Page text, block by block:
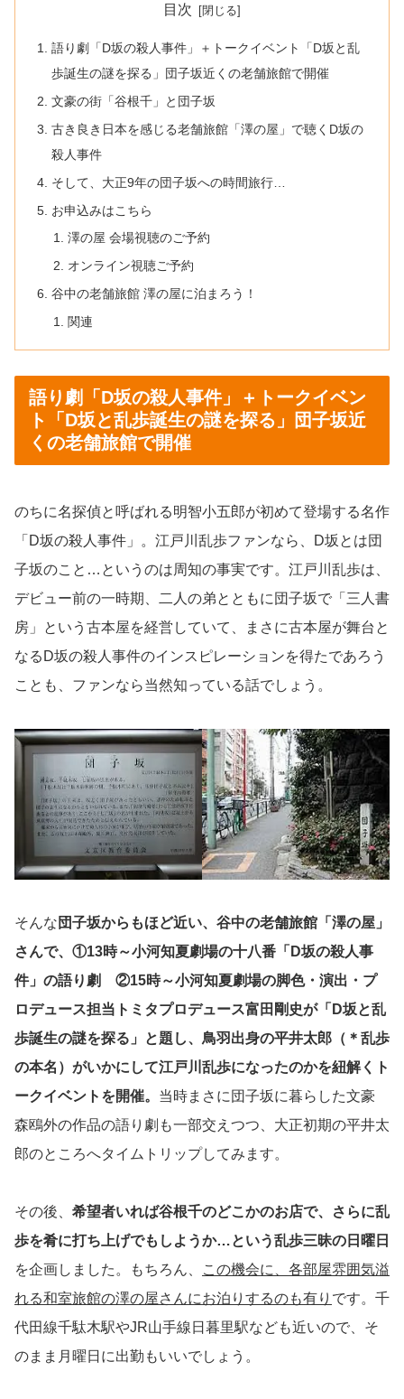
目次
語り劇「D坂の殺人事件」＋トークイベント「D坂と乱
歩誕生の謎を探る」団子坂近くの老舗旅館で開催
文豪の街「谷根千」と団子坂
古き良き日本を感じる老舗旅館「澤の屋」で聴くD坂の
殺人事件
そして、大正9年の団子坂への時間旅行…
お申込みはこちら
澤の屋 会場視聴のご予約
オンライン視聴ご予約
谷中の老舗旅館 澤の屋に泊まろう！
関連
語り劇「D坂の殺人事件」＋トークイベン
ト「D坂と乱歩誕生の謎を探る」団子坂近
くの老舗旅館で開催
のちに名探偵と呼ばれる明智小五郎が初めて登場する名作
「D坂の殺人事件」。江戸川乱歩ファンなら、D坂とは団
子坂のこと…というのは周知の事実です。江戸川乱歩は、
デビュー前の一時期、二人の弟とともに団子坂で「三人書
房」という古本屋を経営していて、まさに古本屋が舞台と
なるD坂の殺人事件のインスピレーションを得たであろう
ことも、ファンなら当然知っている話でしょう。
そんな 団子坂からもほど近い、谷中の老舗旅館「澤の屋」
さんで、①13時～小河知夏劇場の十八番「D坂の殺人事
件」の語り劇 ②15時～小河知夏劇場の脚色・演出・プ
ロデュース担当トミタプロデュース富田剛史が「D坂と乱
歩誕生の謎を探る」と題し、鳥羽出身の平井太郎（＊乱歩
の本名）がいかにして江戸川乱歩になったのかを紐解くト
ークイベントを開催。 当時まさに団子坂に暮らした文豪
森鴎外の作品の語り劇も一部交えつつ、大正初期の平井太
郎のところへタイムトリップしてみます。
その後、 希望者いれば谷根千のどこかのお店で、さらに乱
歩を肴に打ち上げでもしようか…という乱歩三昧の日曜日
を企画しました。もちろん、
この機会に、各部屋雰囲気溢
れる和室旅館の澤の屋さんにお泊りするのも有り です。千
代田線千駄木駅やJR山手線日暮里駅なども近いので、そ
のまま月曜日に出勤もいいでしょう。